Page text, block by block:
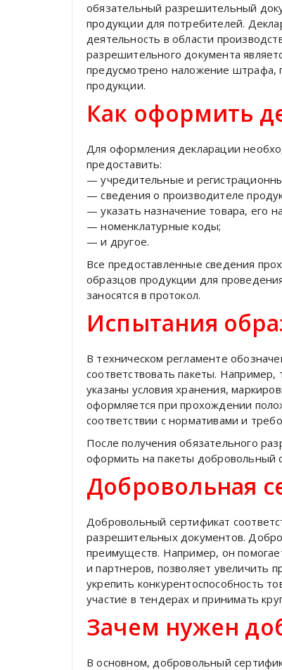
обязательный разрешительный
продукции для потребителей.
деятельность в области
разрешительного документа
предусмотрено наложение штрафа,
продукции.
Как оформить
Для оформления декларации
предоставить:
— учредительные и
— сведения о производителе
— указать назначение товара, его
— номенклатурные коды;
— и другое.
Все предоставленные сведения
образцов продукции для
заносятся в протокол.
Испытания
В техническом регламенте
соответствовать пакеты.
указаны условия хранения,
оформляется при прохождении
соответствии с нормативами и
После получения обязательного
оформить на пакеты добровольный
Добровольная
Добровольный сертификат
разрешительных документов.
преимуществ. Например, он
и партнеров, позволяет увеличить
укрепить конкурентоспособность
участие в тендерах и принимать
Зачем нужен
В основном, добровольный